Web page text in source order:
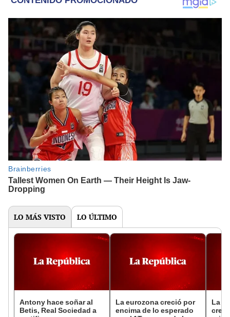
LO MÁS VISTO LO ÚLTIMO
Antony hace soñar al
Betis, Real Sociedad a
La eurozona creció por
encima de lo esperado
La